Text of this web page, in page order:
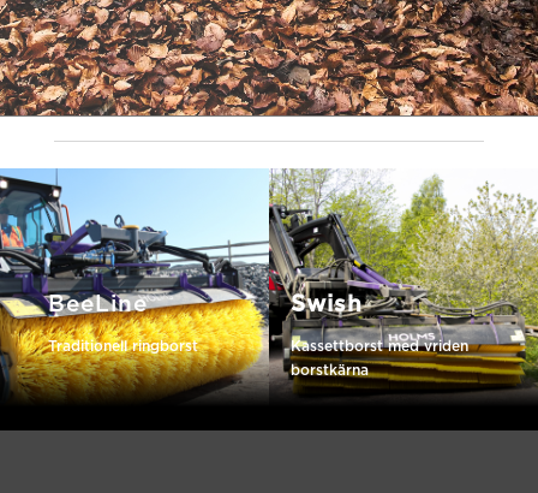
BeeLine
Traditionell ringborst
Swish
Kassettborst med vriden
borstkärna